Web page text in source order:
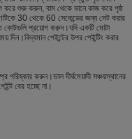
করে শুরু করুন, বাম থেকে ডানে কাজ করে পৃষ্ঠ
30 থেকে 60 সেকেন্ডের জন্য সেট করার
প্রয়োগ করুন।যদি একটি মোটা
পেইন্টের উপর পেইন্টিং করার
পরিষ্কার করুন।ভাল দীর্ঘমেয়াদী সঞ্চয়স্থানের
বের হচ্ছে না।